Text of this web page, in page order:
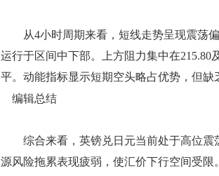
从4小时周期来看，短线走势呈现震荡偏
运行于区间中下部。上方阻力集中在215.80
平。动能指标显示短期空头略占优势，但缺
编辑总结
综合来看，英镑兑日元当前处于高位震
源风险拖累表现疲弱，使汇价下行空间受